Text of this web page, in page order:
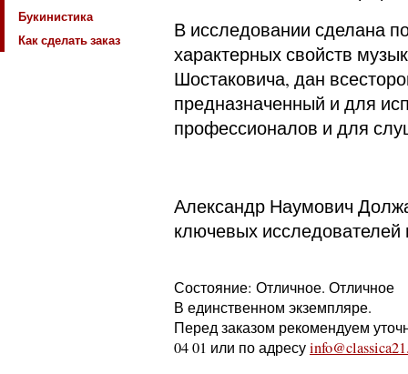
Букинистика
Как сделать заказ
В исследовании сделана
характерных свойств
Шостаковича, дан
предназначенный и для
профессионалов и для
Александр Наумович
ключевых
Состояние: Отличное. Отличное
В единственном экземпляре.
Перед заказом рекомендуем
04 01 или по адресу